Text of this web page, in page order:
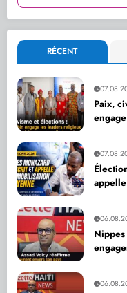
RÉCENT
Paix,